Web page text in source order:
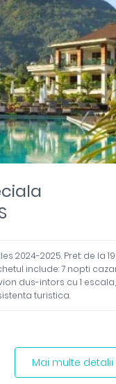
2024-2025. Pret: de la
include: 7 nopti
dus-intors cu 1 escala,
turistica.
Mai multe detalii